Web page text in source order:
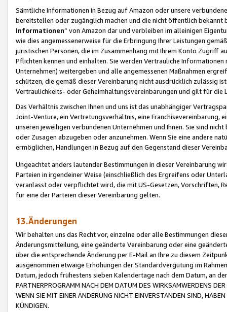
Sämtliche Informationen in Bezug auf Amazon oder unsere
bereitstellen oder zugänglich machen und die nicht öffentlich
Informationen“ von Amazon dar und verbleiben im alleinigen
wie dies angemessenerweise für die Erbringung Ihrer Leistungen
juristischen Personen, die im Zusammenhang mit Ihrem Konto
Pflichten kennen und einhalten. Sie werden Vertrauliche
Unternehmen) weitergeben und alle angemessenen Maßnahmen
schützen, die gemäß dieser Vereinbarung nicht ausdrücklich zulässig
Vertraulichkeits- oder Geheimhaltungsvereinbarungen und gilt für die
Das Verhältnis zwischen Ihnen und uns ist das unabhängiger
Joint-Venture, ein Vertretungsverhältnis, eine Franchisevereinbarung,
unseren jeweiligen verbundenen Unternehmen und Ihnen. Sie sind
oder Zusagen abzugeben oder anzunehmen. Wenn Sie eine andere
ermöglichen, Handlungen in Bezug auf den Gegenstand dieser
Ungeachtet anders lautender Bestimmungen in dieser Vereinbarung
Parteien in irgendeiner Weise (einschließlich des Ergreifens oder
veranlasst oder verpflichtet wird, die mit US-Gesetzen, Vorschriften,
für eine der Parteien dieser Vereinbarung gelten.
13.Änderungen
Wir behalten uns das Recht vor, einzelne oder alle Bestimmungen
Änderungsmitteilung, eine geänderte Vereinbarung oder eine
über die entsprechende Änderung per E-Mail an Ihre zu diesem
ausgenommen etwaige Erhöhungen der Standardvergütung im
Datum, jedoch frühestens sieben Kalendertage nach dem Datum, an
PARTNERPROGRAMM NACH DEM DATUM DES WIRKSAMWERDENS
WENN SIE MIT EINER ÄNDERUNG NICHT EINVERSTANDEN SIND,
KÜNDIGEN.